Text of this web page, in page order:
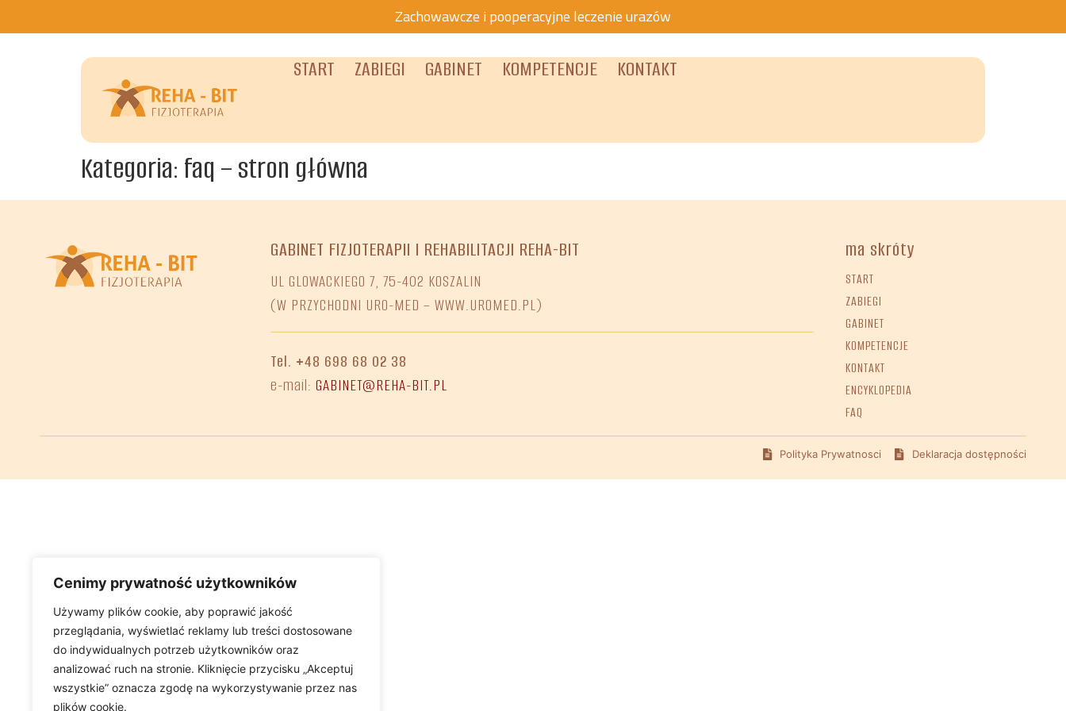
Cenimy prywatność użytkowników
Używamy plików cookie, aby poprawić jakość
przeglądania, wyświetlać reklamy lub treści dostosowane
do indywidualnych potrzeb użytkowników oraz
analizować ruch na stronie. Kliknięcie przycisku „Akceptuj
wszystkie” oznacza zgodę na wykorzystywanie przez nas
plików cookie.
Zachowawcze i pooperacyjne leczenie urazów
START
ZABIEGI GABINET KOMPETENCJE KONTAKT
Kategoria: faq – stron główna
GABINET FIZJOTERAPII I REHABILITACJI REHA-BIT
UL GLOWACKIEGO 7, 75-402 KOSZALIN
(W PRZYCHODNI URO-MED – WWW.UROMED.PL)
Tel. +48 698 68 02 38
e-mail:GABINET@REHA-BIT.PL
ma skróty
START
ZABIEGI
GABINET
KOMPETENCJE
KONTAKT
ENCYKLOPEDIA
FAQ
Deklaracja dostępności
Polityka Prywatnosci